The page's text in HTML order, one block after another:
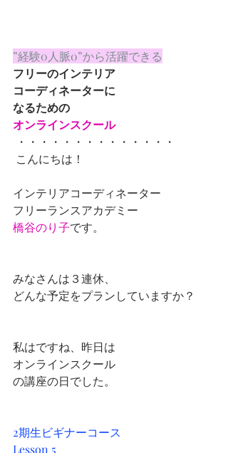
”経験0人脈0”から活躍できる
フリーのインテリア
コーディネーターに
なるための
オンラインスクール
・・・・・・・・・・・・・・
こんにちは！
インテリアコーディネーター
フリーランスアカデミー
橋谷のり子です。
みなさんは３連休、
どんな予定をプランしていますか？
私はですね、昨日は
オンラインスクール
の講座の日でした。
2期生ビギナーコース
Lesson 5